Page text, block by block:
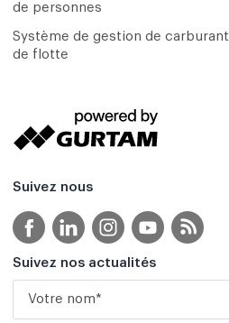
de personnes
Système de gestion de carburant
de flotte
Suivez nous
Suivez nos actualités